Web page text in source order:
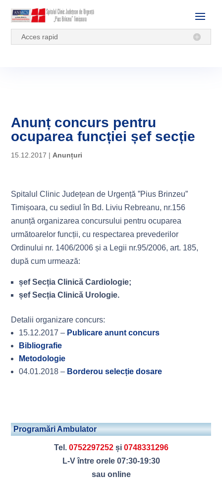
Acces rapid
Anunț concurs pentru
ocuparea funcției șef secție
15.12.2017 | Anunțuri
Spitalul Clinic Județean de Urgență ”Pius Brinzeu”
Timișoara, cu sediul în Bd. Liviu Rebreanu, nr.156
anunță organizarea concursului pentru ocuparea
următoarelor funcții, cu respectarea prevederilor
Ordinului nr. 1406/2006 și a Legii nr.95/2006, art. 185,
după cum urmează:
șef Secția Clinică Cardiologie;
șef Secția Clinică Urologie.
Detalii organizare concurs:
15.12.2017 – Publicare anunt concurs
Bibliografie
Metodologie
04.01.2018 – Borderou selecție dosare
Programări Ambulator
Tel. 0752297252și 0748331296
L-V între orele 07:30-19:30
sau online